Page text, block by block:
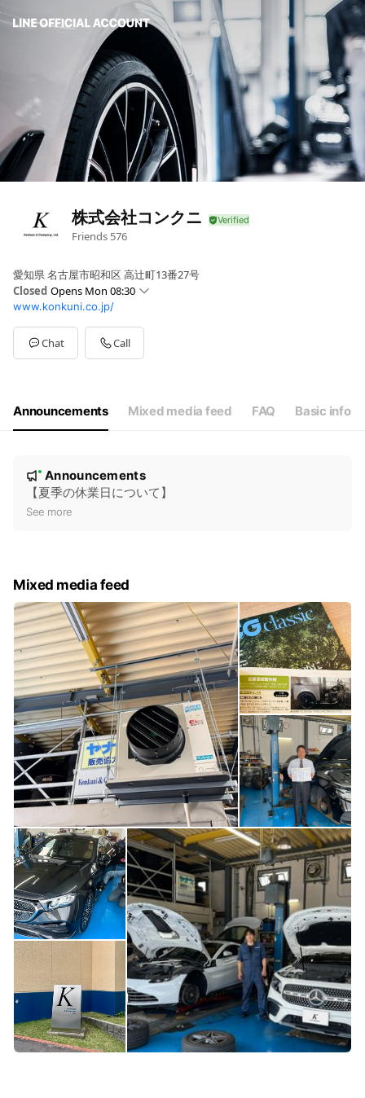
株式会社コンクニ
Friends 576
愛知県 名古屋市昭和区 高辻町13番27号
Closed Opens Mon 08:30
SunClosed
Mon08:30 - 17:30
Tue08:30 - 17:30
Wed08:30 - 17:30
定休日｜毎月第三土曜日・日曜・祝日
www.konkuni.co.jp/
Chat Call
Announcements Mixed media feed FAQ Basic info
e
New
Announcements
【夏季の休業日について】
See more
Mixed media feed